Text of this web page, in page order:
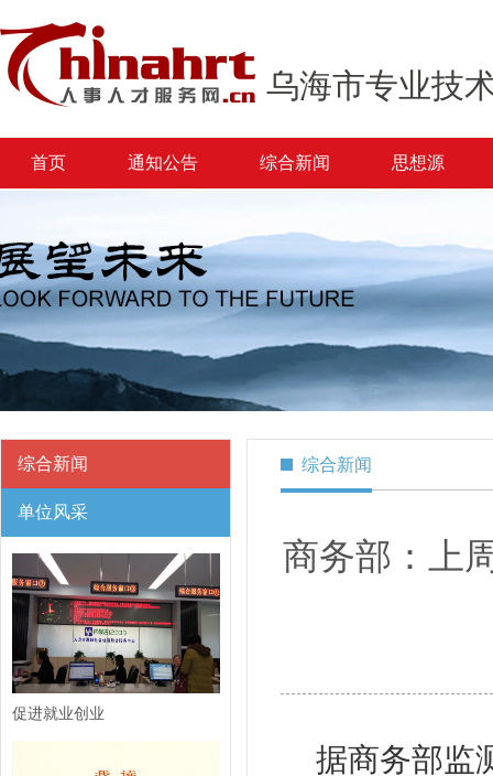
乌海市专业技
首页 通知公告 综合新闻 思想源
综合新闻
单位风采
促进就业创业
综合新闻
商务部：上
据商务部监